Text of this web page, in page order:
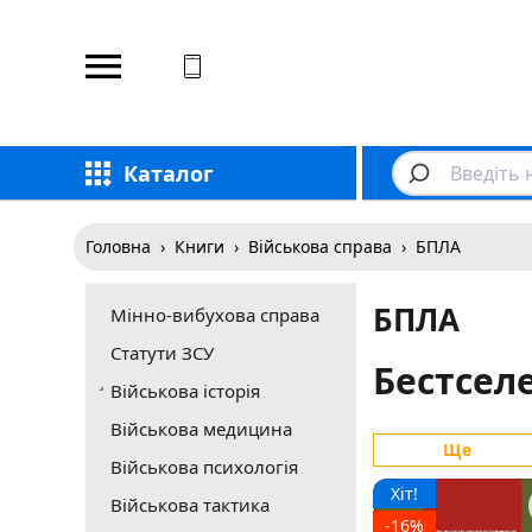
Каталог
Головна › Книги › Військова справа › БПЛА
Мінно-вибухова справа
Статути ЗСУ
Військова історія
Військова медицина
Військова психологія
Військова тактика
БПЛА
Ще
Хіт!
-16%